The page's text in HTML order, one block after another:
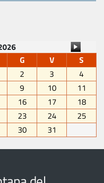
G V
S
2 3
4
9 10
11
16 17
18
23 24
25
30 31